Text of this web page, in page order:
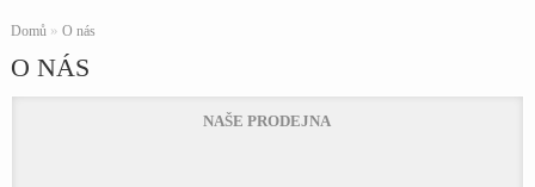
Domů» O nás
O NÁS
NAŠE PRODEJNA